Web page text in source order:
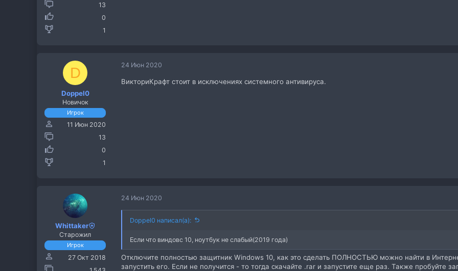
13
0
1
D
Doppel0
Новичок
Игрок
11 Июн 2020
13
0
1
24 Июн 2020
ВикториКрафт стоит в исключениях системного антивируса.
Whittaker
Старожил
Игрок
27 Окт 2018
24 Июн 2020
Doppel0 написал(а):
Если что виндовс 10, ноутбук не слабый(2019 года)
Отключите полностью защитник Windows 10, как это сделать ПОЛНОСТЬЮ можно найти в
запустить его. Если не получится - то тогда скачайте .rar и запустите еще раз. Также пробуйте